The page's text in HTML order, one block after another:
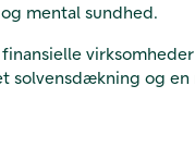
mental sundhed.
og